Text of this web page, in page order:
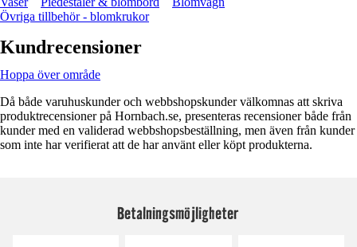
Övriga tillbehör - blomkrukor
Kundrecensioner
Hoppa över område
Då både varuhuskunder och webbshopskunder välkomnas att skriva
produktrecensioner på Hornbach.se, presenteras recensioner både från
kunder med en validerad webbshopsbeställning, men även från kunder
som inte har verifierat att de har använt eller köpt produkterna.
Betalningsmöjligheter